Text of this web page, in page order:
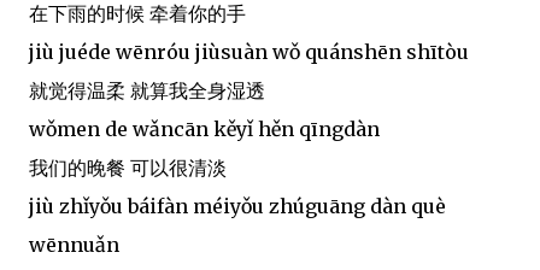
在下雨的时候 牵着你的手
jiù juéde wēnróu jiùsuàn wǒ quánshēn shītòu
就觉得温柔 就算我全身湿透
wǒmen de wǎncān kěyǐ hěn qīngdàn
我们的晚餐 可以很清淡
jiù zhǐyǒu báifàn méiyǒu zhúguāng dàn què
wēnnuǎn